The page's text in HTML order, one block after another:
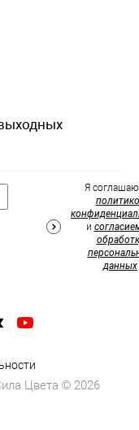
Я
и
данных
Цвета © 2026